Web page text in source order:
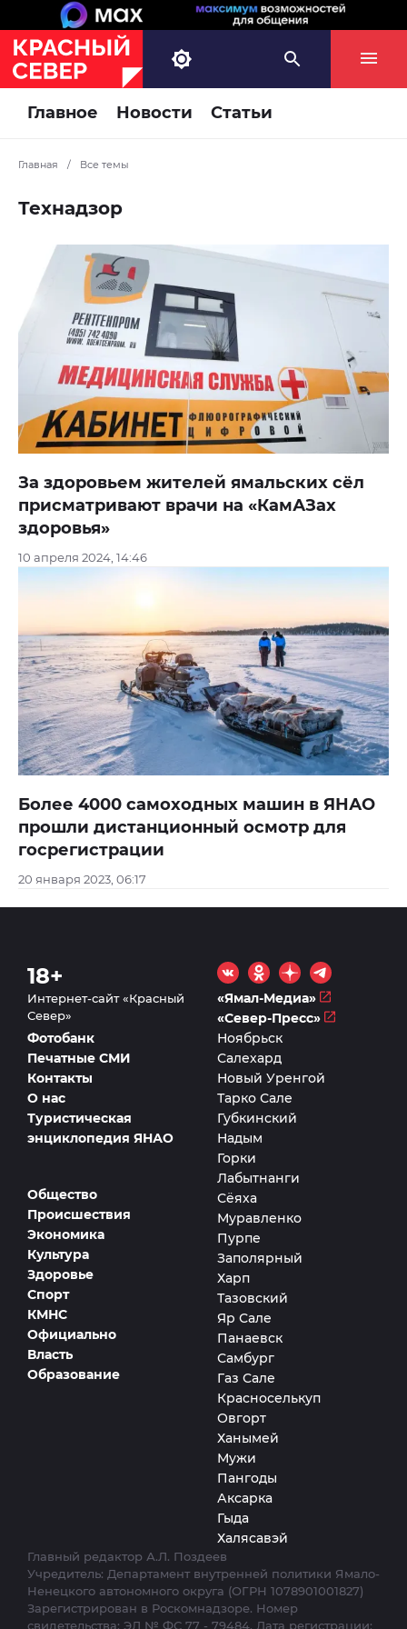
Главное Новости Статьи
Главная / Все темы
Технадзор
За здоровьем жителей ямальских сёл
присматривают врачи на «КамАЗах
здоровья»
10 апреля 2024, 14:46
Более 4000 самоходных машин в ЯНАО
прошли дистанционный осмотр для
госрегистрации
20 января 2023, 06:17
18+
Интернет-сайт «Красный
Север»
«Ямал-Медиа»
«Север-Пресс»
Общество
Происшествия
Экономика
Культура
Здоровье
Спорт
КМНС
Официально
Власть
Образование
Фотобанк
Печатные СМИ
Контакты
О нас
Туристическая
энциклопедия ЯНАО
Ноябрьск
Салехард
Новый Уренгой
Тарко Сале
Губкинский
Надым
Горки
Лабытнанги
Сёяха
Муравленко
Пурпе
Заполярный
Харп
Тазовский
Яр Сале
Панаевск
Самбург
Газ Сале
Красноселькуп
Овгорт
Ханымей
Мужи
Пангоды
Аксарка
Гыда
Халясавэй
Главный редактор А.Л. Поздеев
Учредитель: Департамент внутренней политики Ямало-
Ненецкого автономного округа (ОГРН 1078901001827)
Зарегистрирован в Роскомнадзоре. Номер
свидетельства: ЭЛ № ФС 77 - 79484. Дата регистрации: